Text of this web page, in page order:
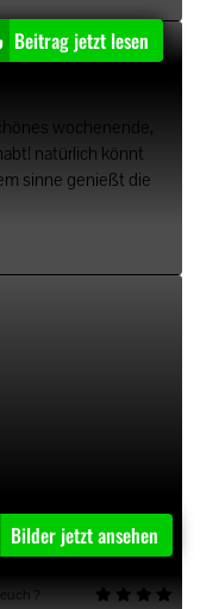
Beitrag jetzt lesen
wochenende,
natürlich könnt
sinne genießt die
Bilder jetzt ansehen
?